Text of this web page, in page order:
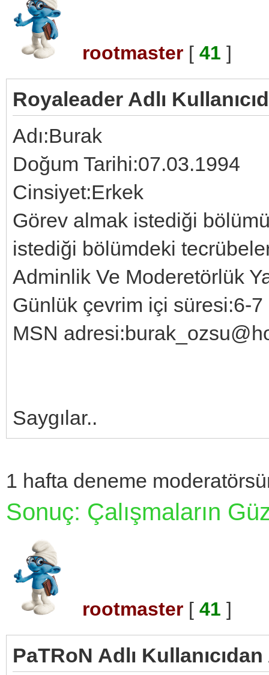
rootmaster [ 41 ]
Royaleader Adlı
Adı:Burak
Doğum Tarihi:07.03.1994
Cinsiyet:Erkek
Görev almak istediği
istediği bölümdeki
Adminlik Ve Moderetörlük
Günlük çevrim içi süresi:6-7
MSN
Saygılar..
1 hafta deneme
Sonuç: Çalışmaların
rootmaster [ 41 ]
PaTRoN Adlı Kullanıcıdan